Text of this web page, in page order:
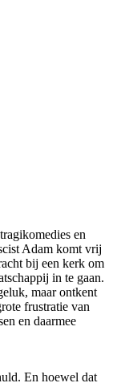
en
Adam komt vrij
bij een kerk om
in te gaan.
maar ontkent
frustratie van
en daarmee
En hoewel dat